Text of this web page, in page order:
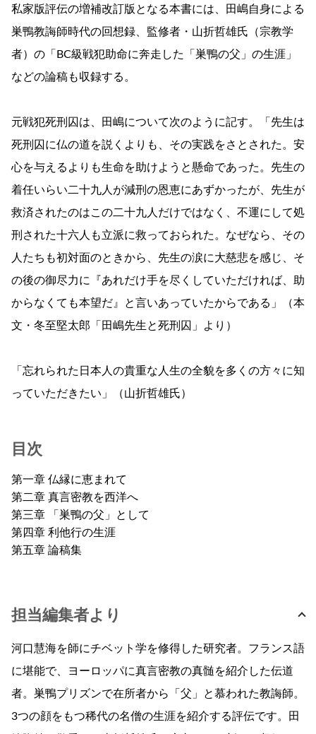
私家版評伝の増補改訂版となる本書には、田嶋自身による
巣鴨教誨師時代の回想録、監修者・山折哲雄氏（宗教学
者）の「BC級戦犯助命に奔走した「巣鴨の父」の生涯」
などの論稿も収録する。
元戦犯死刑囚は、田嶋について次のように記す。「先生は
死刑囚に仏の道を説くよりも、その実践をさとされた。安
心を与えるよりも生命を助けようと懸命であった。先生の
着任いらい二十九人が減刑の恩恵にあずかったが、先生が
救済されたのはこの二十九人だけではなく、不運にして処
刑された十六人も立派に救っておられた。なぜなら、その
人たちも初対面のときから、先生の涙に大慈悲を感じ、そ
の後の御尽力に『あれだけ手を尽くしていただければ、助
からなくても本望だ』と言いあっていたからである」（本
文・冬至堅太郎「田嶋先生と死刑囚」より）
「忘れられた日本人の貴重な人生の全貌を多くの方々に知
っていただきたい」（山折哲雄氏）
目次
第一章 仏縁に恵まれて
第二章 真言密教を西洋へ
第三章 「巣鴨の父」として
第四章 利他行の生涯
第五章 論稿集
担当編集者より
河口慧海を師にチベット学を修得した研究者。フランス語
に堪能で、ヨーロッパに真言密教の真髄を紹介した伝道
者。巣鴨プリズンで在所者から「父」と慕われた教誨師。
3つの顔をもつ稀代の名僧の生涯を紹介する評伝です。田